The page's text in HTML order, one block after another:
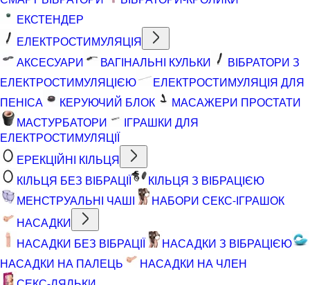
ЕКСТЕНДЕР
ЕЛЕКТРОСТИМУЛЯЦІЯ
АКСЕСУАРИ
ВАГІНАЛЬНІ КУЛЬКИ
ВІБРАТОРИ З
ЕЛЕКТРОСТИМУЛЯЦІЄЮ
ЕЛЕКТРОСТИМУЛЯЦІЯ ДЛЯ
ПЕНІСА
КЕРУЮЧИЙ БЛОК
МАСАЖЕРИ ПРОСТАТИ
МАСТУРБАТОРИ
ІГРАШКИ ДЛЯ
ЕЛЕКТРОСТИМУЛЯЦІЇ
ЕРЕКЦІЙНІ КІЛЬЦЯ
КІЛЬЦЯ БЕЗ ВІБРАЦІЇ
КІЛЬЦЯ З ВІБРАЦІЄЮ
МЕНСТРУАЛЬНІ ЧАШІ
НАБОРИ СЕКС-ІГРАШОК
НАСАДКИ
НАСАДКИ БЕЗ ВІБРАЦІЇ
НАСАДКИ З ВІБРАЦІЄЮ
НАСАДКИ НА ПАЛЕЦЬ
НАСАДКИ НА ЧЛЕН